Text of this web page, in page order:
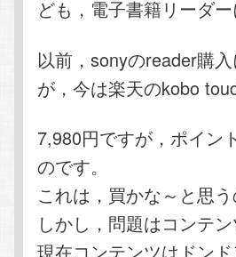
ども，電子書籍リーダ
以前，sonyのreader購
が，今は楽天のkobo
7,980円ですが，ポイン
のです。
これは，買かな～と思う
しかし，問題はコンテン
現在コンテンツはドン